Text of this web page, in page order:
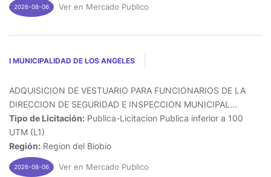
2026-08-06 Ver en Mercado Publico
I MUNICIPALIDAD DE LOS ANGELES
ADQUISICION DE VESTUARIO PARA FUNCIONARIOS DE LA
DIRECCION DE SEGURIDAD E INSPECCION MUNICIPAL...
Tipo de Licitación: Publica-Licitacion Publica inferior a 100
UTM (L1)
Región: Region del Biobio
2026-08-06 Ver en Mercado Publico